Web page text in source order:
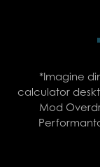
va
*Imagine
calculator
Mod